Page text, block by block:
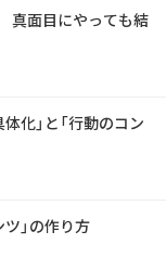
真面目にやっても結
化」と「行動のコン
」の作り方